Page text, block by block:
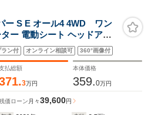
ー S E オール4 4WD ワン
ー 電動シート ヘッドアッ
前後障害物センサー パーキ
ード 純正ナビ ETC2.0 整備
ラン付 オンライン相談可 360°画像付
払総額
3万円
本体価格
359.0万円
価ローン 月々39,600円